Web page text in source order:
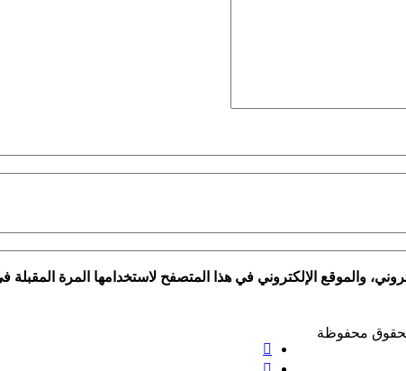
والموقع الإلكتروني في هذا المتصفح لاستخدامها المرة المقبلة